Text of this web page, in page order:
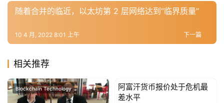
随着合并的临近，以太坊第 2 层网络达到“临界质量”
下一篇
10 4 月, 2022 8:01 上午
相关推荐
Blockchain Technology Blockchain Technology
阿富汗货币报价处于危机最
差水平